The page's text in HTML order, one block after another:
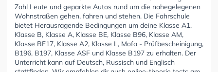
Zahl Leute und geparkte Autos rund um die nahegelegenen
Wohnstraßen gehen, fahren und stehen. Die Fahrschule
bietet Herausragende Bedingungen um deine Klasse A1,
Klasse B, Klasse A, Klasse BE, Klasse B96, Klasse AM,
Klasse BF17, Klasse A2, Klasse L, Mofa - Prüfbescheinigung,
B196, B197, Klasse ASF und Klasse B197 zu erhalten. Der
Unterricht kann auf Deutsch, Russisch und Englisch